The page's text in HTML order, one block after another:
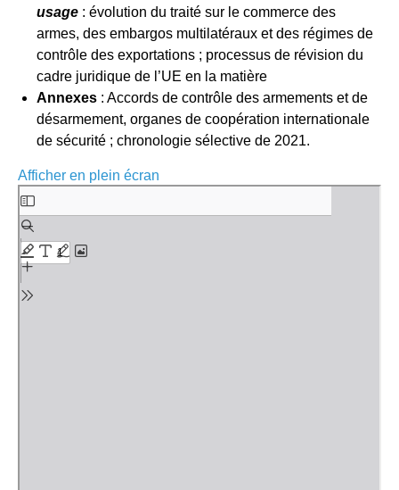
usage : évolution du traité sur le commerce des
armes, des embargos multilatéraux et des régimes de
contrôle des exportations ; processus de révision du
cadre juridique de l’UE en la matière
Annexes : Accords de contrôle des armements et de
désarmement, organes de coopération internationale
de sécurité ; chronologie sélective de 2021.
Afficher en plein écran
Aller
au
contenu
PDF